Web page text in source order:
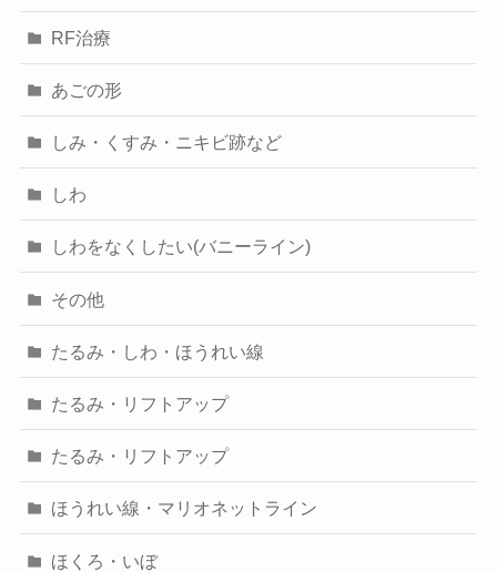
RF治療
あごの形
しみ・くすみ・ニキビ跡など
しわ
しわをなくしたい(バニーライン)
その他
たるみ・しわ・ほうれい線
たるみ・リフトアップ
たるみ・リフトアップ
ほうれい線・マリオネットライン
ほくろ・いぼ